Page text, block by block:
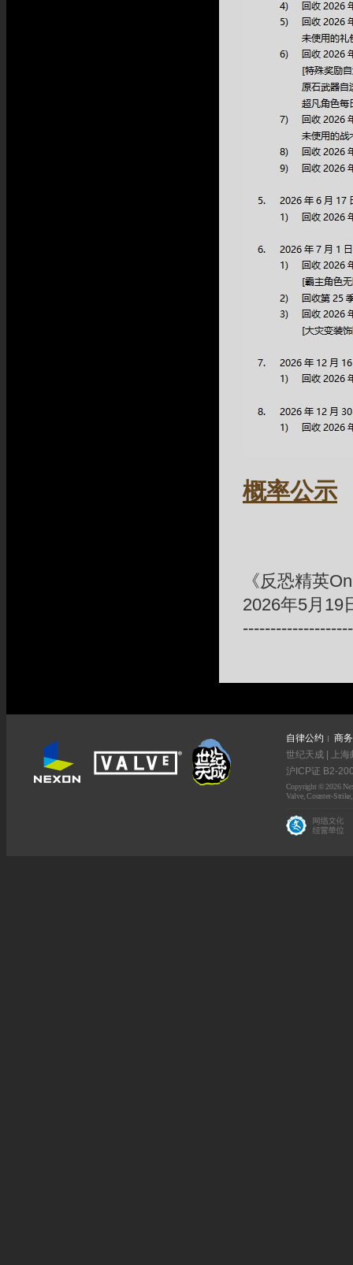
概率公示
《反恐精英
2026年5月19
自律公约
商
世纪天成 | 上
沪ICP证 B2-
Copyright © 2026
Valve, Counter-